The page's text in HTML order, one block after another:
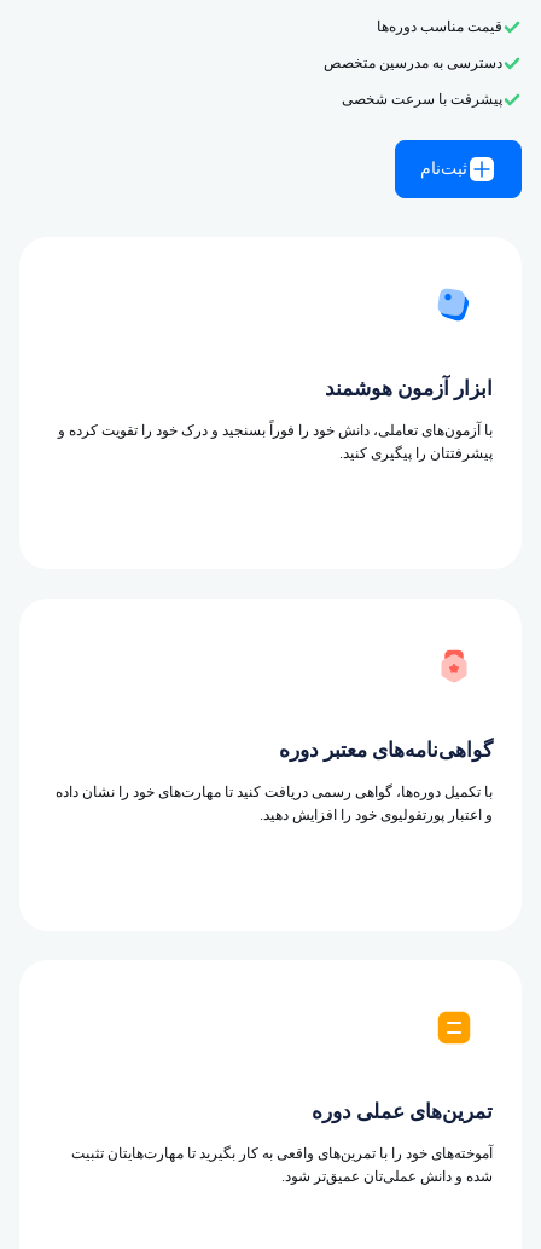
قیمت مناسب دوره‌ها
دسترسی به مدرسین متخصص
پیشرفت با سرعت شخصی
ثبت‌نام
ابزار آزمون هوشمند
با آزمون‌های تعاملی، دانش خود را فوراً بسنجید و درک خود را تقویت کرده و
پیشرفتتان را پیگیری کنید.
گواهی‌نامه‌های معتبر دوره
با تکمیل دوره‌ها، گواهی رسمی دریافت کنید تا مهارت‌های خود را نشان داده
و اعتبار پورتفولیوی خود را افزایش دهید.
تمرین‌های عملی دوره
آموخته‌های خود را با تمرین‌های واقعی به کار بگیرید تا مهارت‌هایتان تثبیت
شده و دانش عملی‌تان عمیق‌تر شود.